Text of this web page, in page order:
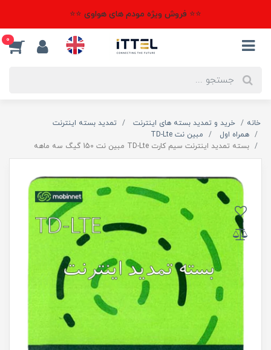
⭐⭐ فروش ویژه مودم های هواوی ⭐⭐
0
خانه خرید و تمدید بسته های اینترنت
تمدید بسته اینترنت
همراه اول
مبین نت TD-Lte
بسته تمدید اینترنت سیم کارت TD-Lte مبین نت 150 گیگ سه ماهه